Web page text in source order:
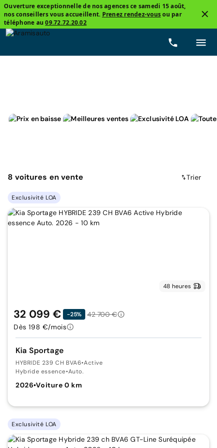
Ouverture exceptionnelle de nos agences ce samedi 15 août,
nos conseillers vous accueillent. Prenez rendez-vousou par
téléphone au09.72.72.20.02
Hybride non-
8 voitures en vente Trier
Exclusivité LOA
48 heures
Kia Sportage
HYBRIDE 239 CH BVA6•Active
Hybride essence•Auto.
2026•Voiture 0 km
32 099 € -25%
42 700 €
Dès 198 €/mois
Exclusivité LOA